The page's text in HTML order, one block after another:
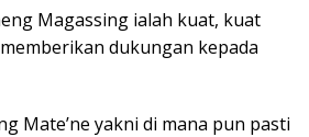
Magassing ialah kuat, kuat
dukungan kepada
Mate’ne yakni di mana pun pasti